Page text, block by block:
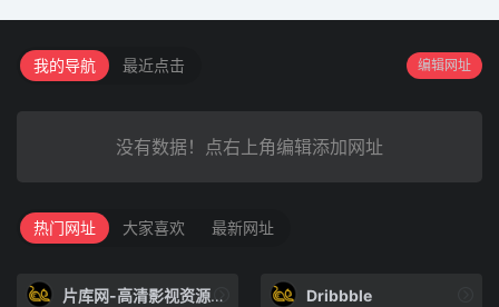
我的导航 最近点击 编辑网址
没有数据！点右上角编辑添加网址
热门网址 大家喜欢 最新网址
片库网-高清影视资源下载 Dribbble